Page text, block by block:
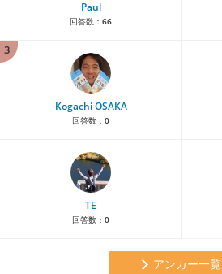
Paul
回答数： 66
3
Kogachi OSAKA
回答数： 0
TE
回答数： 0
アンカー一覧